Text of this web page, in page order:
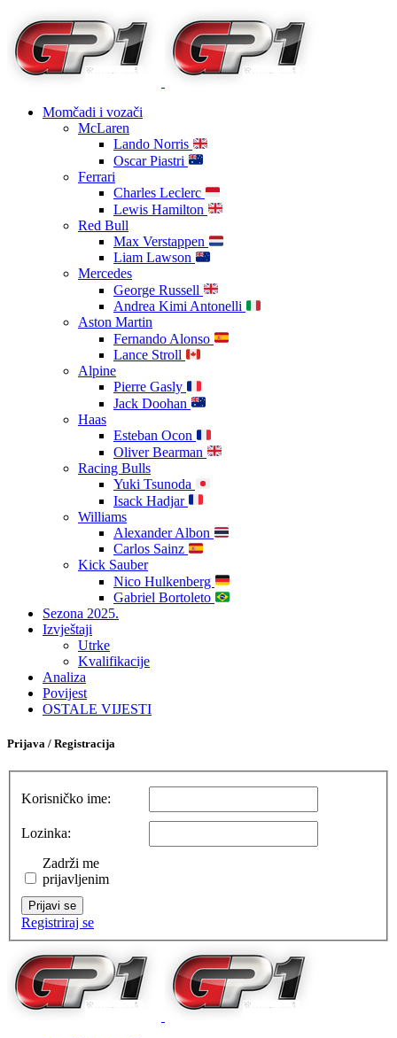
Momčadi i vozači
McLaren
Lando Norris
Oscar Piastri
Ferrari
Charles Leclerc
Lewis Hamilton
Red Bull
Max Verstappen
Liam Lawson
Mercedes
George Russell
Andrea Kimi Antonelli
Aston Martin
Fernando Alonso
Lance Stroll
Alpine
Pierre Gasly
Jack Doohan
Haas
Esteban Ocon
Oliver Bearman
Racing Bulls
Yuki Tsunoda
Isack Hadjar
Williams
Alexander Albon
Carlos Sainz
Kick Sauber
Nico Hulkenberg
Gabriel Bortoleto
Sezona 2025.
Izvještaji
Utrke
Kvalifikacije
Analiza
Povijest
OSTALE VIJESTI
Prijava / Registracija
Korisničko ime:
Lozinka:
Zadrži me
prijavljenim
Prijavi se
Registriraj se